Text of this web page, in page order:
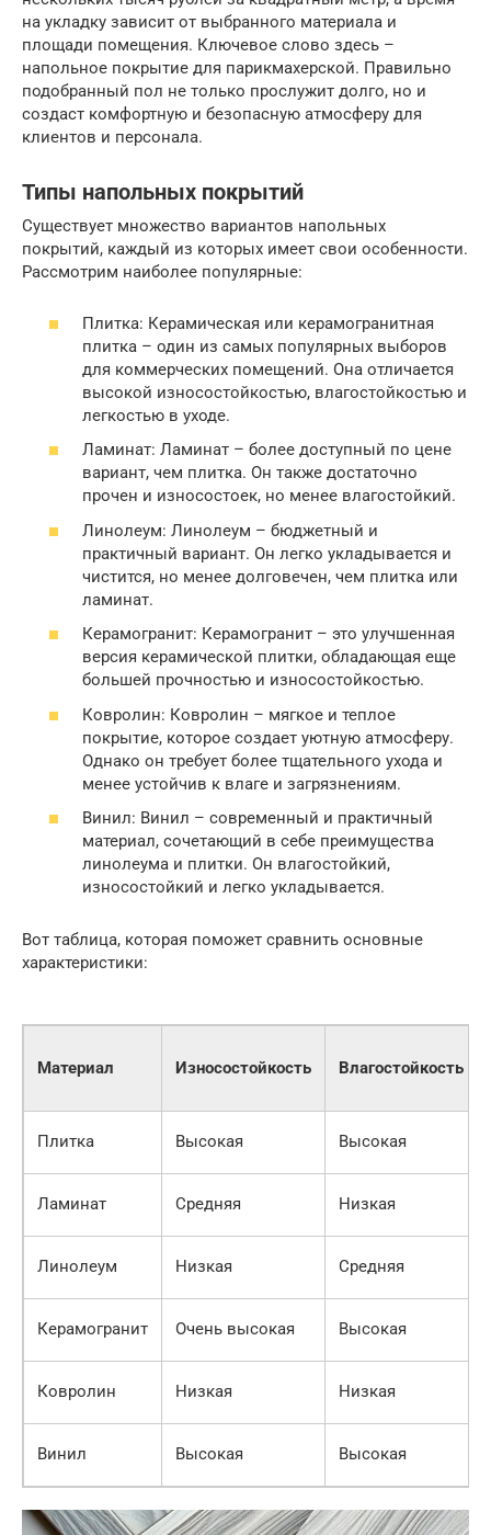
на укладку зависит от выбранного материала и
площади помещения. Ключевое слово здесь –
напольное покрытие для парикмахерской. Правильно
подобранный пол не только прослужит долго, но и
создаст комфортную и безопасную атмосферу для
клиентов и персонала.
Типы напольных покрытий
Существует множество вариантов напольных
покрытий, каждый из которых имеет свои особенности.
Рассмотрим наиболее популярные:
Плитка: Керамическая или керамогранитная
плитка – один из самых популярных выборов
для коммерческих помещений. Она отличается
высокой износостойкостью, влагостойкостью и
легкостью в уходе.
Ламинат: Ламинат – более доступный по цене
вариант, чем плитка. Он также достаточно
прочен и износостоек, но менее влагостойкий.
Линолеум: Линолеум – бюджетный и
практичный вариант. Он легко укладывается и
чистится, но менее долговечен, чем плитка или
ламинат.
Керамогранит: Керамогранит – это улучшенная
версия керамической плитки, обладающая еще
большей прочностью и износостойкостью.
Ковролин: Ковролин – мягкое и теплое
покрытие, которое создает уютную атмосферу.
Однако он требует более тщательного ухода и
менее устойчив к влаге и загрязнениям.
Винил: Винил – современный и практичный
материал, сочетающий в себе преимущества
линолеума и плитки. Он влагостойкий,
износостойкий и легко укладывается.
Вот таблица, которая поможет сравнить основные
характеристики:
Материал Износостойкость Влагостойкость
Плитка Высокая Высокая
Ламинат Средняя Низкая
Линолеум Низкая Средняя
Керамогранит Очень высокая Высокая
Ковролин Низкая Низкая
Винил Высокая Высокая